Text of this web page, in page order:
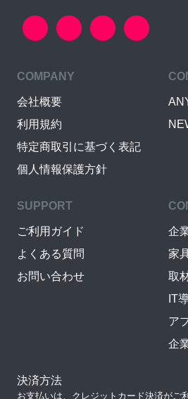
COMPANY
会社概要
利用規約
特定商取引に基づく表記
個人情報保護方針
SUPPORT
ご利用ガイド
よくある質問
お問い合わせ
企
家
取
IT
ア
企
決済方法
お支払いは、クレジットカード決済がご